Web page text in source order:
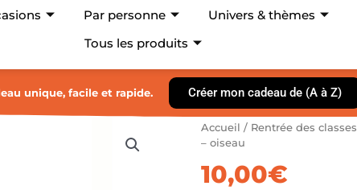
Par personne Univers & thèmes
Tous les produits
unique, facile et rapide. Créer mon cadeau de (A à Z)
Accueil / Rentrée des classes
– oiseau
10,00€
quantité
isotherme